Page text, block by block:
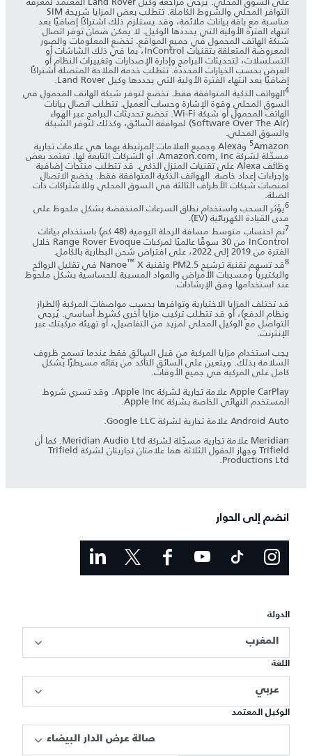
التوافر المحلي والشروط الكاملة. تتطلب بعض المزايا شريحة SIM
مناسبة مع باقة بيانات ملائمة، وقد يستلزم ذلك اشتراكًا إضافيًا بعد
انتهاء الفترة الأولية التي يحددها الوكيل. لا يمكن ضمان توفر اتصال
شبكة الهاتف المحمول في جميع المواقع. تخضع المعلومات والصور
المعروضة المتعلقة بتقنيات InControl، بما في ذلك الشاشات أو
التسلسلات، لتحديثات البرامج وإدارة الإصدارات وتغييرات النظام أو
العرض بحسب الخيارات المحددة. تتطلب خدمة الملاحة المتصلة اشتراكًا
إضافيًا بعد انتهاء الفترة الأولية التي يحددها وكيل Land Rover.
4الهواتف الذكية المتوافقة فقط. تخضع لتوفر شبكة الهاتف المحمول في
السوق المحلي وقوة الإشارة وحساب العميل. تتطلب اتصال بيانات
الهاتف المحمول أو شبكة Wi-Fi. تخضع تحديثات البرامج عبر الهواء
(Software Over The Air) لموافقة السائق، وكذلك لتوفر الشبكة
والسوق المحلي.
5 Amazon وAlexa وجميع العلامات المرتبطة بهما هي علامات تجارية
مسجّلة لشركة Amazon.com, Inc. أو الشركات التابعة لها. تعتمد بعض
وظائف Alexa على تقنيات المنزل الذكي. قد تتطلب منتجات إضافية
وإجراءات إعداد خاصة. الهواتف الذكية المتوافقة فقط. يخضع الاتصال
لمنصات شبكات الأطراف الثالثة في السوق المحلي وللاشتراكات ذات
الصلة.
6يؤثر السحب واستخدام نطاق السرعات المنخفضة بشكل ملحوظ على
مدى القيادة الكهربائية (EV).
7 تم احتساب متوسط مسافة الرحلة اليومية (48 كم) باستخدام بيانات
InControl من 30 سوقًا عالميًا لمركبات Range Rover Evoque خلال
الفترة من 2019 إلى 2022، على افتراض شحن البطارية بالكامل.
8قد تسهم تقنية ترشيح PM2.5 وتقنية Nanoe ™ X في تقليل الروائح
والبكتيريا ومسببات الأمراض والمواد المسببة للحساسية بشكل ملحوظ
عند استخدامها وفق الإرشادات.
قد تختلف المزايا الاختيارية وتوافرها بحسب مواصفات المركبة (الطراز
ونظام الدفع)، أو قد تتطلب تركيب مزايا أخرى كشرط أساسي. يُرجى
التواصل مع الوكيل المحلي لمزيد من التفاصيل، أو تهيئة مركبتك عبر
الإنترنت.
يجب استخدام مزايا المركبة من قبل السائق فقط عندما تسمح ظروف
السلامة بذلك. ويتعين على السائق التأكد من بقائه مسيطرًا بشكل
كامل على المركبة في جميع الأوقات.
Apple CarPlay علامة تجارية لشركة Apple Inc. وقد تسري شروط
المستخدم النهائي الخاصة بشركة Apple Inc.
Android Auto علامة تجارية لشركة Google LLC.
Meridian علامة تجارية مسجّلة لشركة Meridian Audio Ltd. كما أن
Trifield وجهاز الحقول الثلاثة هما علامتان تجاريتان لشركة Trifield
Productions Ltd.
انضم إلى الحوار
الدولة
المغرب
اللغة
عربي
الوكيل المعتمد
صالة عرض الدار البيضاء